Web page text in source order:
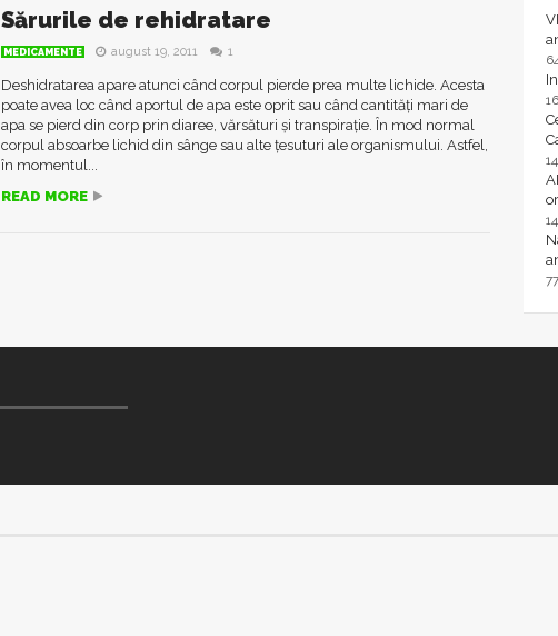
Sărurile de rehidratare
MEDICAMENTE august 19, 2011 1
Deshidratarea apare atunci când corpul pierde prea multe lichide. Acesta
poate avea loc când aportul de apa este oprit sau când cantități mari de
apa se pierd din corp prin diaree, vărsături și transpirație. În mod normal
corpul absoarbe lichid din sânge sau alte țesuturi ale organismului. Astfel,
în momentul...
READ MORE